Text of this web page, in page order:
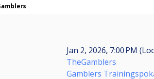
Jan 2, 2026, 7:00 PM
TheGamblers
Gamblers